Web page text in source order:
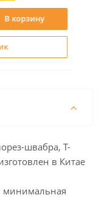
корзину
швабра, Т-
в Китае
минимальная